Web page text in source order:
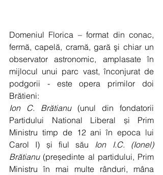
Domeniul Florica – format din conac,
fermă, capelă, cramă, gară şi chiar un
observator astronomic, amplasate în
mijlocul unui parc vast, înconjurat de
podgorii - este opera primilor doi
Brătieni:
Ion C. Brătianu (unul din fondatorii
Partidului National Liberal și Prim
Ministru timp de 12 ani în epoca lui
Carol I) și fiul său Ion I.C. (Ionel)
Brătianu (președinte al partidului, Prim
Ministru în mai multe rânduri, mâna